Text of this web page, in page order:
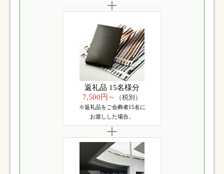
返礼品 15名様分
7,500円～
（税別）
※返礼品をご会葬者15名に
お渡しした場合。